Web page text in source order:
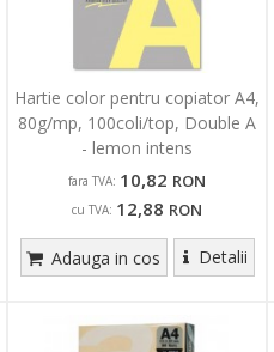
Hartie color pentru copiator A4,
80g/mp, 100coli/top, Double A
- lemon intens
fara TVA: 10,82 RON
cu TVA: 12,88 RON
Adauga in cos Detalii